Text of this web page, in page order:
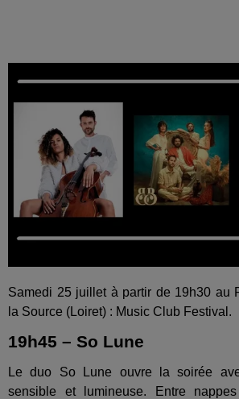
Samedi 25 juillet à partir de 19h30 au
la Source (Loiret) : Music Club Festival.
19h45 – So Lune
Le duo So Lune ouvre la soirée
sensible et lumineuse. Entre